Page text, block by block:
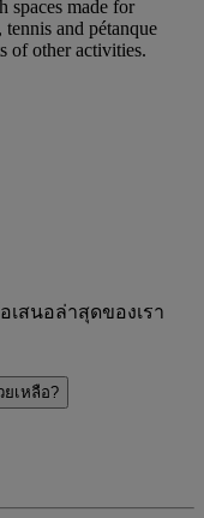
spaces made for
and pétanque
of other activities.
เสนอล่าสุดของเรา
เหลือ?